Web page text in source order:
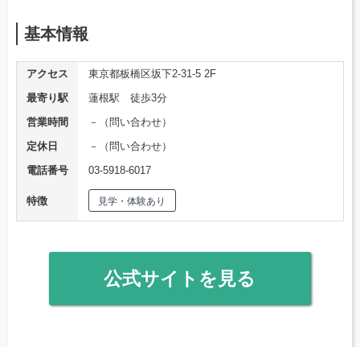
基本情報
アクセス
東京都板橋区坂下2-31-5 2F
最寄り駅
蓮根駅 徒歩3分
営業時間
－（問い合わせ）
定休日
－（問い合わせ）
電話番号
03-5918-6017
特徴 見学・体験あり
公式サイトを見る